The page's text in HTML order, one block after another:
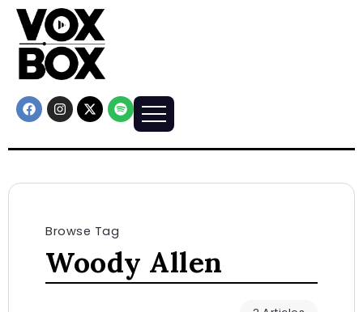
Browse Tag
Woody Allen